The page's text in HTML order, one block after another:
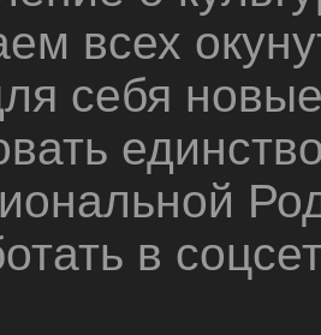
всех
себя
в